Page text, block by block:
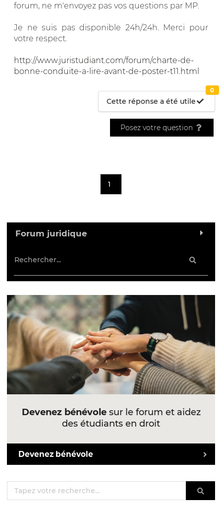
forum, ne m'envoyez pas vos questions par MP.
Je ne suis pas disponible 24h/24h. Merci pour
votre respect.
http://www.juristudiant.com/forum/charte-de-
bonne-conduite-a-lire-avant-de-poster-t11.html
Cette réponse a été utile
0
Posez votre question
1
Forum juridique
Devenez bénévolesur le forum et aidez
des étudiants en droit
Devenez bénévole